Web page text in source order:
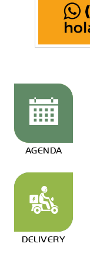
AGENDA
DELIVERY